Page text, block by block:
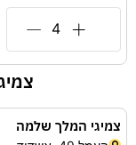
צמיגי המלך שלמה